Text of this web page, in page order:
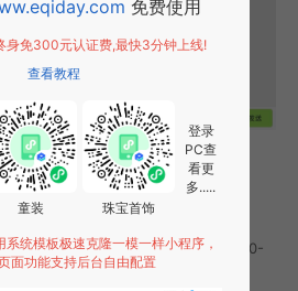
方法
方二维码进入话题互动的小程序
”即可进入小程序
动团队开发，易企达小程序商店于2020-
免费使用
身免300元认证费,最快3分钟上线!
查看教程
童装 珠宝首饰
登录
PC查
看更
多.....
统模板极速克隆一模一样小程序，
面功能支持后台自由配置